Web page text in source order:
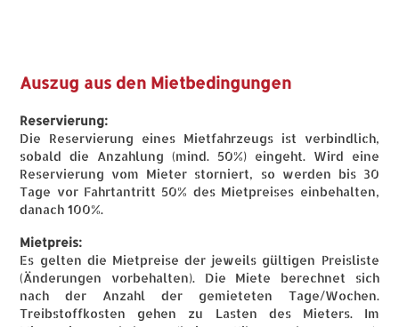
Auszug aus den Mietbedingungen
Reservierung:
Die Reservierung eines Mietfahrzeugs ist verbindlich,
sobald die Anzahlung (mind. 50%) eingeht. Wird eine
Reservierung vom Mieter storniert, so werden bis 30
Tage vor Fahrtantritt 50% des Mietpreises einbehalten,
danach 100%.
Mietpreis:
Es gelten die Mietpreise der jeweils gültigen Preisliste
(Änderungen vorbehalten). Die Miete berechnet sich
nach der Anzahl der gemieteten Tage/Wochen.
Treibstoffkosten gehen zu Lasten des Mieters. Im